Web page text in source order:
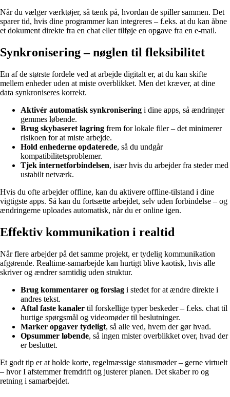
Når du vælger værktøjer, så tænk på, hvordan de spiller sammen. Det
sparer tid, hvis dine programmer kan integreres – f.eks. at du kan åbne
et dokument direkte fra en chat eller tilføje en opgave fra en e-mail.
Synkronisering – nøglen til fleksibilitet
En af de største fordele ved at arbejde digitalt er, at du kan skifte
mellem enheder uden at miste overblikket. Men det kræver, at dine
data synkroniseres korrekt.
Aktivér automatisk synkronisering i dine apps, så ændringer
gemmes løbende.
Brug skybaseret lagring frem for lokale filer – det minimerer
risikoen for at miste arbejde.
Hold enhederne opdaterede, så du undgår
kompatibilitetsproblemer.
Tjek internetforbindelsen, især hvis du arbejder fra steder med
ustabilt netværk.
Hvis du ofte arbejder offline, kan du aktivere offline-tilstand i dine
vigtigste apps. Så kan du fortsætte arbejdet, selv uden forbindelse – og
ændringerne uploades automatisk, når du er online igen.
Effektiv kommunikation i realtid
Når flere arbejder på det samme projekt, er tydelig kommunikation
afgørende. Realtime-samarbejde kan hurtigt blive kaotisk, hvis alle
skriver og ændrer samtidig uden struktur.
Brug kommentarer og forslag i stedet for at ændre direkte i
andres tekst.
Aftal faste kanaler til forskellige typer beskeder – f.eks. chat til
hurtige spørgsmål og videomøder til beslutninger.
Marker opgaver tydeligt, så alle ved, hvem der gør hvad.
Opsummer løbende, så ingen mister overblikket over, hvad der
er besluttet.
Et godt tip er at holde korte, regelmæssige statusmøder – gerne virtuelt
– hvor I afstemmer fremdrift og justerer planen. Det skaber ro og
retning i samarbejdet.